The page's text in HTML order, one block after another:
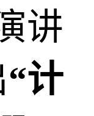
讲
“计